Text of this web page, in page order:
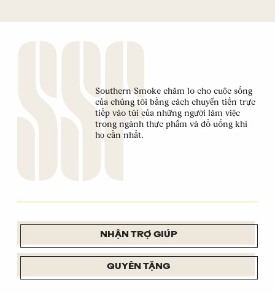
Southern Smoke chăm lo cho cuộc sống
của chúng tôi bằng cách chuyển tiền trực
tiếp vào túi của những người làm việc
trong ngành thực phẩm và đồ uống khi
họ cần nhất.
NHẬN TRỢ GIÚP
QUYÊN TẶNG